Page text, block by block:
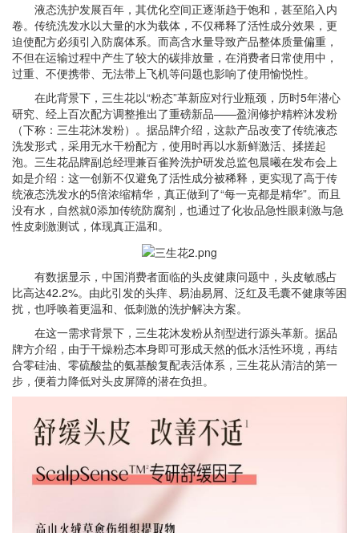
液态洗护发展百年，其优化空间正逐渐趋于饱和，甚至陷入内
卷。传统洗发水以大量的水为载体，不仅稀释了活性成分效果，更
迫使配方必须引入防腐体系。而高含水量导致产品整体质量偏重，
不但在运输过程中产生了较大的碳排放量，在消费者日常使用中，
过重、不便携带、无法带上飞机等问题也影响了使用愉悦性。
在此背景下，三生花以“粉态”革新应对行业瓶颈，历时5年潜心
研究、经上百次配方调整推出了重磅新品——盈润修护精粹沐发粉
（下称：三生花沐发粉）。据品牌介绍，这款产品改变了传统液态
洗发形式，采用无水干粉配方，使用时再以水新鲜激活、揉搓起
泡。三生花品牌副总经理兼百雀羚洗护研发总监包晨曦在发布会上
如是介绍：这一创新不仅避免了活性成分被稀释，更实现了高于传
统液态洗发水的5倍浓缩精华，真正做到了“每一克都是精华”。而且
没有水，自然就0添加传统防腐剂，也通过了化妆品急性眼刺激与急
性皮刺激测试，体现真正温和。
有数据显示，中国消费者面临的头皮健康问题中，头皮敏感占
比高达42.2%。由此引发的头痒、易油易屑、泛红及毛囊不健康等困
扰，也呼唤着更温和、低刺激的洗护解决方案。
在这一需求背景下，三生花沐发粉从剂型进行源头革新。据品
牌方介绍，由于干燥粉态本身即可形成天然的低水活性环境，再结
合零硅油、零硫酸盐的氨基酸复配表活体系，三生花从清洁的第一
步，便着力降低对头皮屏障的潜在负担。